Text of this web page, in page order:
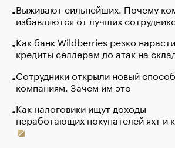
Выживают сильнейших. Почему
избавляются от лучших
Как банк Wildberries резко
кредиты селлерам до атак на
Сотрудники открыли новый
компаниям. Зачем им это
Как налоговики ищут доходы
неработающих покупателей яхт и